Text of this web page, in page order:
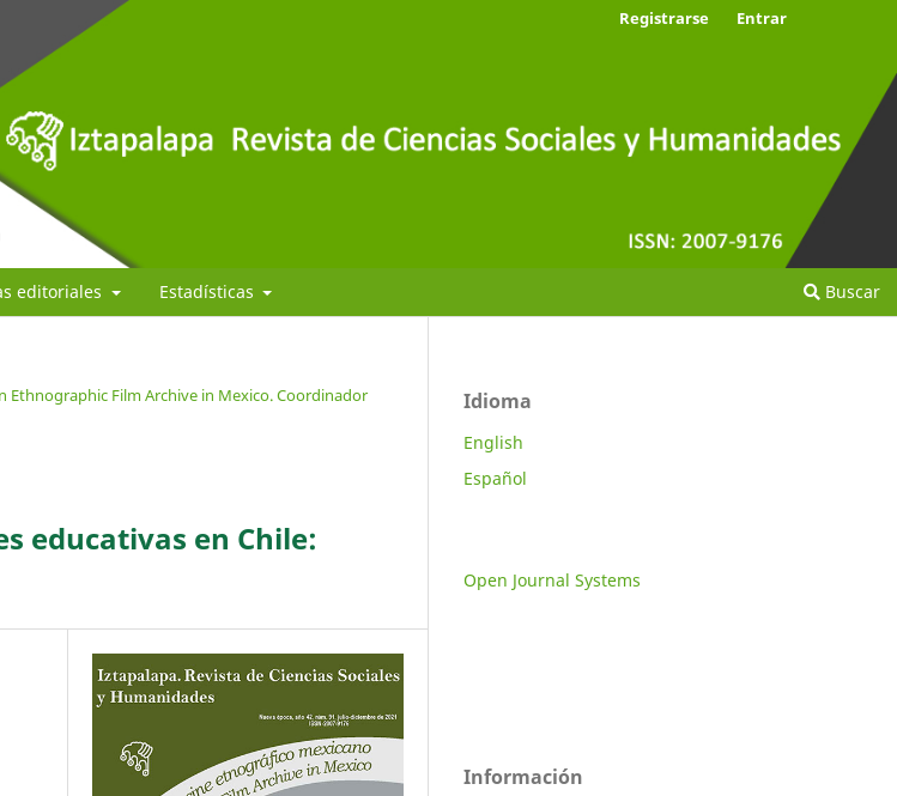
editoriales Estadísticas Buscar
Registrarse Entrar
Ethnographic Film Archive in Mexico. Coordinador
educativas en Chile:
Idioma
English
Español
Open Journal Systems
Información